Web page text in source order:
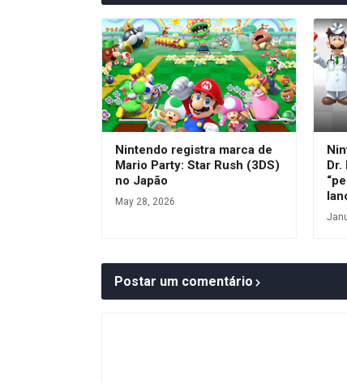
Nintendo registra marca de
Mario Party: Star Rush (3DS)
no Japão
May 28, 2026
Postar um comentário